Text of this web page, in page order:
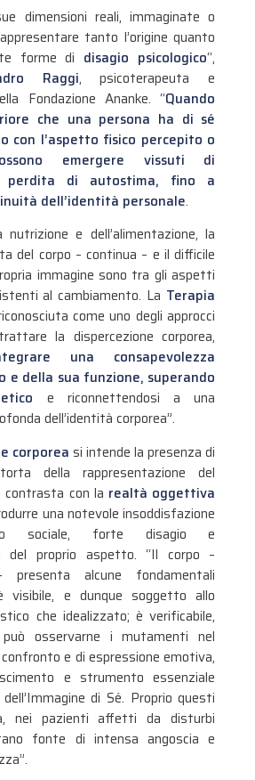
dimensioni reali, immaginate o
tanto l’origine quanto
forme di disagio psicologico“,
Raggi, psicoterapeuta e
Fondazione Ananke. “Quando
che una persona ha di sé
con l’aspetto fisico percepito o
emergere vissuti di
perdita di autostima, fino a
dell’identità personale.
e dell’alimentazione, la
del corpo – continua – e il difficile
immagine sono tra gli aspetti
al cambiamento. La Terapia
come uno degli approcci
la dispercezione corporea,
una consapevolezza
e della sua funzione, superando
e riconnettendosi a una
dell’identità corporea”.
corporea si intende la presenza di
della rappresentazione del
contrasta con la realtà oggettiva
una notevole insoddisfazione
sociale, forte disagio e
del proprio aspetto. “Il corpo –
presenta alcune fondamentali
visibile, e dunque soggetto allo
che idealizzato; è verificabile,
può osservarne i mutamenti nel
e di espressione emotiva,
e strumento essenziale
di Sé. Proprio questi
nei pazienti affetti da disturbi
fonte di intensa angoscia e